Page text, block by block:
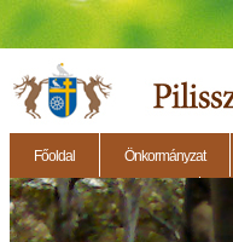
Főoldal Önkormányzat
2014.11.27. - Testületi ülés